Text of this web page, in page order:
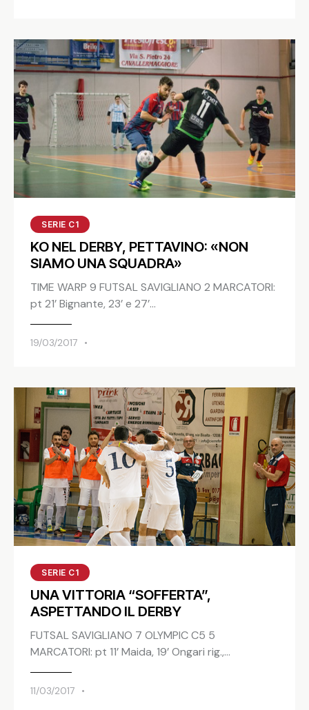
SERIE C1
KO NEL DERBY, PETTAVINO: «NON
SIAMO UNA SQUADRA»
TIME WARP 9 FUTSAL SAVIGLIANO 2 MARCATORI:
pt 21’ Bignante, 23’ e 27’…
19/03/2017
SERIE C1
UNA VITTORIA “SOFFERTA”,
ASPETTANDO IL DERBY
FUTSAL SAVIGLIANO 7 OLYMPIC C5 5
MARCATORI: pt 11’ Maida, 19’ Ongari rig.,…
11/03/2017